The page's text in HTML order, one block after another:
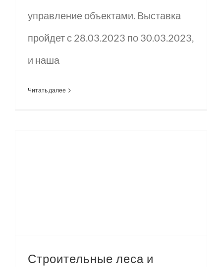
управление объектами. Выставка
пройдет с 28.03.2023 по 30.03.2023,
и наша
Читать далее
Строительные леса и